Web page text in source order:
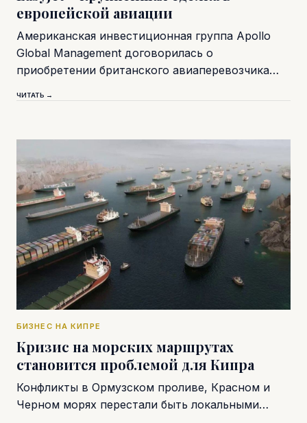
европейской авиации
Американская инвестиционная группа Apollo
Global Management договорилась о
приобретении британского авиаперевозчика…
ЧИТАТЬ →
БИЗНЕС НА КИПРЕ
Кризис на морских маршрутах
становится проблемой для Кипра
Конфликты в Ормузском проливе, Красном и
Черном морях перестали быть локальными…